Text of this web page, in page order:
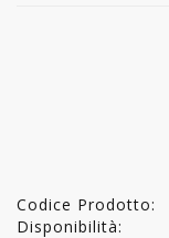
Codice Prodotto:
Disponibilità: